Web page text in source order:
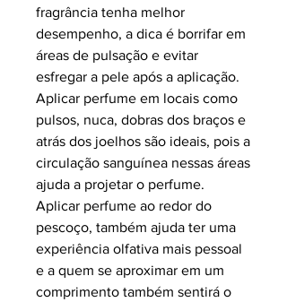
fragrância tenha melhor
desempenho, a dica é borrifar em
áreas de pulsação e evitar
esfregar a pele após a aplicação.
Aplicar perfume em locais como
pulsos, nuca, dobras dos braços e
atrás dos joelhos são ideais, pois a
circulação sanguínea nessas áreas
ajuda a projetar o perfume.
Aplicar perfume ao redor do
pescoço, também ajuda ter uma
experiência olfativa mais pessoal
e a quem se aproximar em um
comprimento também sentirá o